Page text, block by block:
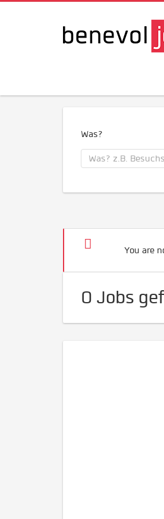
Was?
You are
0 Jobs